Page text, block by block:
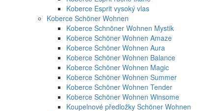
Koberce Esprit vysoký vlas
Koberce Schöner Wohnen
Koberce Schnöner Wohnen Mystik
Koberce Schöner Wohnen Amaze
Koberce Schöner Wohnen Aura
Koberce Schöner Wohnen Balance
Koberce Schöner Wohnen Magic
Koberce Schöner Wohnen Summer
Koberce Schöner Wohnen Tender
Koberce Schöner Wohnen Winsome
Koupelnové předložky Schöner Wohnen